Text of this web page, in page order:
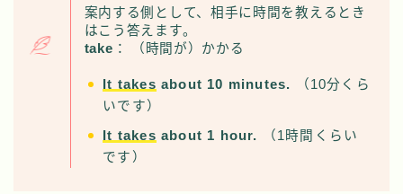
案内する側として、相手に時間を教えるとき
はこう答えます。
take ： （時間が）かかる
It takes about 10 minutes. （10分くら
いです）
It takes about 1 hour.
（1時間くらい
です）